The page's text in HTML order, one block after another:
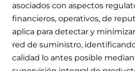
asociados con aspectos
financieros, operativos, de
aplica para detectar y
red de suministro,
calidad lo antes posible